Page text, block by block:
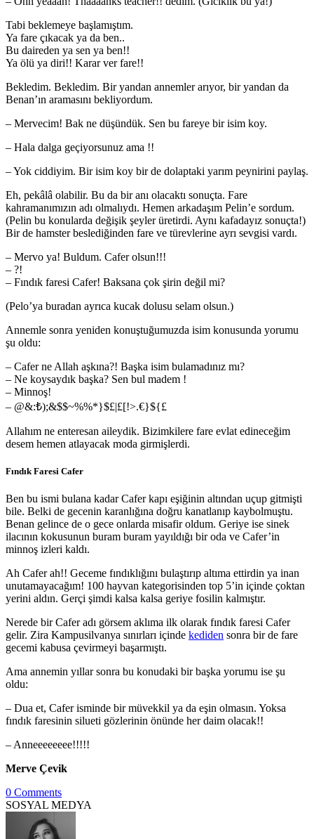
Tabi beklemeye başlamıştım.
Ya fare çıkacak ya da ben..
Bu daireden ya sen ya ben!!
Ya ölü ya diri!! Karar ver fare!!
Bekledim. Bekledim. Bir yandan annemler arıyor, bir yandan da
Benan’ın aramasını bekliyordum.
– Mervecim! Bak ne düşündük. Sen bu fareye bir isim koy.
– Hala dalga geçiyorsunuz ama !!
– Yok ciddiyim. Bir isim koy bir de dolaptaki yarım peynirini paylaş.
Eh, pekâlâ olabilir. Bu da bir anı olacaktı sonuçta. Fare
kahramanımızın adı olmalıydı. Hemen arkadaşım Pelin’e sordum.
(Pelin bu konularda değişik şeyler üretirdi. Aynı kafadayız sonuçta!)
Bir de hamster beslediğinden fare ve türevlerine ayrı sevgisi vardı.
– Mervo ya! Buldum. Cafer olsun!!!
– ?!
– Fındık faresi Cafer! Baksana çok şirin değil mi?
(Pelo’ya buradan ayrıca kucak dolusu selam olsun.)
Annemle sonra yeniden konuştuğumuzda isim konusunda yorumu
şu oldu:
– Cafer ne Allah aşkına?! Başka isim bulamadınız mı?
– Ne koysaydık başka? Sen bul madem !
– Minnoş!
– @&:₺);&$$~%%*}$£|£[!>.€}${£
Allahım ne enteresan aileydik. Bizimkilere fare evlat edineceğim
desem hemen atlayacak moda girmişlerdi.
Fındık Faresi Cafer
Ben bu ismi bulana kadar Cafer kapı eşiğinin altından uçup gitmişti
bile. Belki de gecenin karanlığına doğru kanatlanıp kaybolmuştu.
Benan gelince de o gece onlarda misafir oldum. Geriye ise sinek
ilacının kokusunun buram buram yayıldığı bir oda ve Cafer’in
minnoş izleri kaldı.
Ah Cafer ah!! Geceme fındıklığını bulaştırıp altıma ettirdin ya inan
unutamayacağım! 100 hayvan kategorisinden top 5’in içinde çoktan
yerini aldın. Gerçi şimdi kalsa kalsa geriye fosilin kalmıştır.
Nerede bir Cafer adı görsem aklıma ilk olarak fındık faresi Cafer
gelir. Zira Kampusilvanya sınırları içinde kediden sonra bir de fare
gecemi kabusa çevirmeyi başarmıştı.
Ama annemin yıllar sonra bu konudaki bir başka yorumu ise şu
oldu:
– Dua et, Cafer isminde bir müvekkil ya da eşin olmasın. Yoksa
fındık faresinin silueti gözlerinin önünde her daim olacak!!
– Anneeeeeeee!!!!!
Merve Çevik
0 Comments
SOSYAL MEDYA